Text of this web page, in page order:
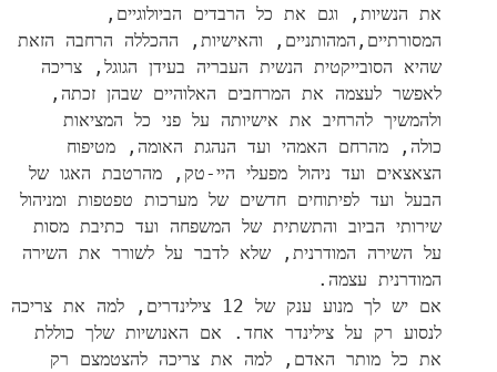
את הנשיות, וגם את כל הרבדים הביולוגיים,
המסורתיים,המהותניים, והאישיות, ההכללה הרחבה הזאת
שהיא הסובייקטית הנשית העבריה בעידן הגוגל, צריכה
לאפשר לעצמה את המרחבים האלוהיים שבהן זכתה,
ולהמשיך להרחיב את אישיותה על פני כל המציאות
כולה, מהרחם האמהי ועד הנהגת האומה, מטיפוח
הצאצאים ועד ניהול מפעלי היי-טק, מהרטבת האגו של
הבעל ועד לפיתוחים חדשים של מערכות טפטפות ומניהול
שירותי הביוב והתשתית של המשפחה ועד כתיבת מסות
על השירה המודרנית, שלא לדבר על לשורר את השירה
המודרנית עצמה.
אם יש לך מנוע ענק של 12 צילינדרים, למה את צריכה
לנסוע רק על צילינדר אחד. אם האנושיות שלך כוללת
את כל מותר האדם, למה את צריכה להצטמצם רק